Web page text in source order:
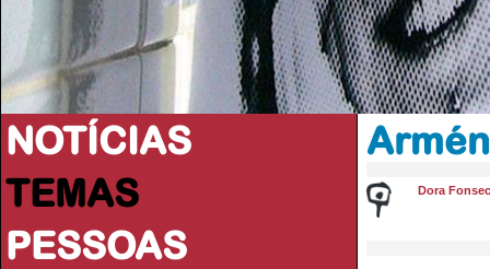
NOTÍCIAS
TEMAS
PESSOAS
Dora